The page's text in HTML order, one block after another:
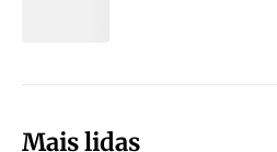
Mais lidas